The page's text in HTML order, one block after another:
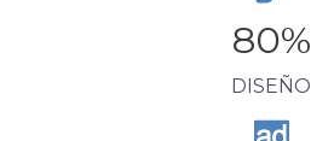
80%
DISEÑO